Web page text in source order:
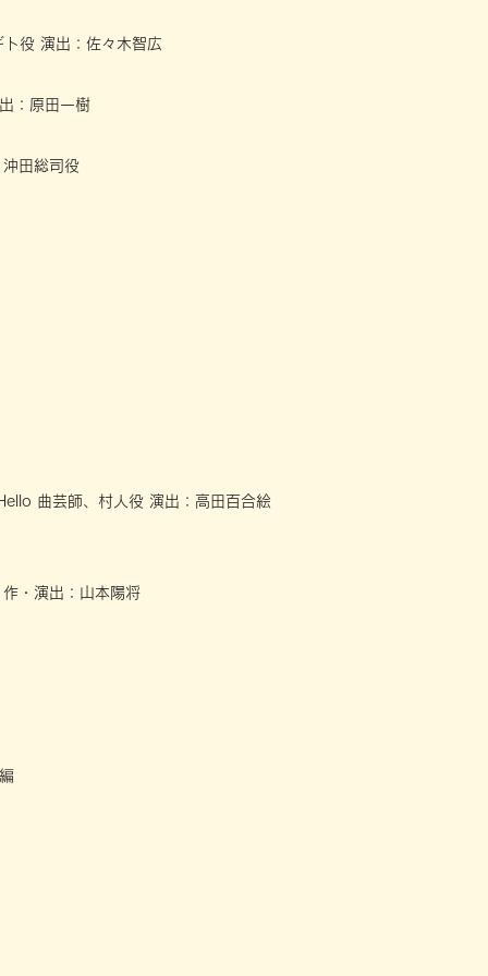
役 演出：佐々木智広
：原田一樹
田総司役
曲芸師、村人役 演出：高田百合絵
・演出：山本陽将